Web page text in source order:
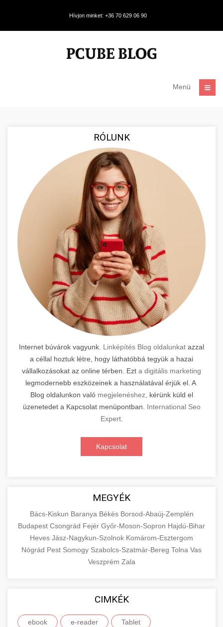
Hívjon minket: +36 70 629 06 90
Menü
RÓLUNK
Internet búvárok vagyunk. Linképítés Blog oldalunkat azzal
a céllal hoztuk létre, hogy láthatóbbá tegyük a hazai
vállalkozásokat az online térben. Ezt a digitális marketing
legmodernebb eszközeinek a használatával érjük el. A
Blog oldalunkon való megjelenéshez,
kérünk küld el
üzenetedet a Kapcsolat menüpontban. International Seo
Expert.
Kapcsolat
MEGYÉK
Bács-Kiskun Baranya Békés Borsod-Abaúj-Zemplén
Budapest Csongrád Fejér Győr-Moson-Sopron Hajdú-Bihar
Heves Jász-Nagykun-Szolnok Komárom-Esztergom
Nógrád Pest Somogy Szabolcs-Szatmár-Bereg Tolna Vas
Veszprém Zala
CIMKÉK
ebook e-reader Tablet